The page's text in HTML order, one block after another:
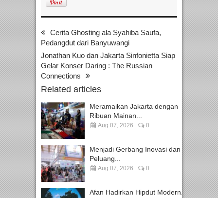
Cerita Ghosting ala Syahiba Saufa,
Pedangdut dari Banyuwangi
Jonathan Kuo dan Jakarta Sinfonietta Siap
Gelar Konser Daring : The Russian
Connections
Related articles
Meramaikan Jakarta dengan
Ribuan Mainan...
Aug 07, 2026 0
Menjadi Gerbang Inovasi dan
Peluang...
Aug 07, 2026 0
Afan Hadirkan Hipdut Modern...